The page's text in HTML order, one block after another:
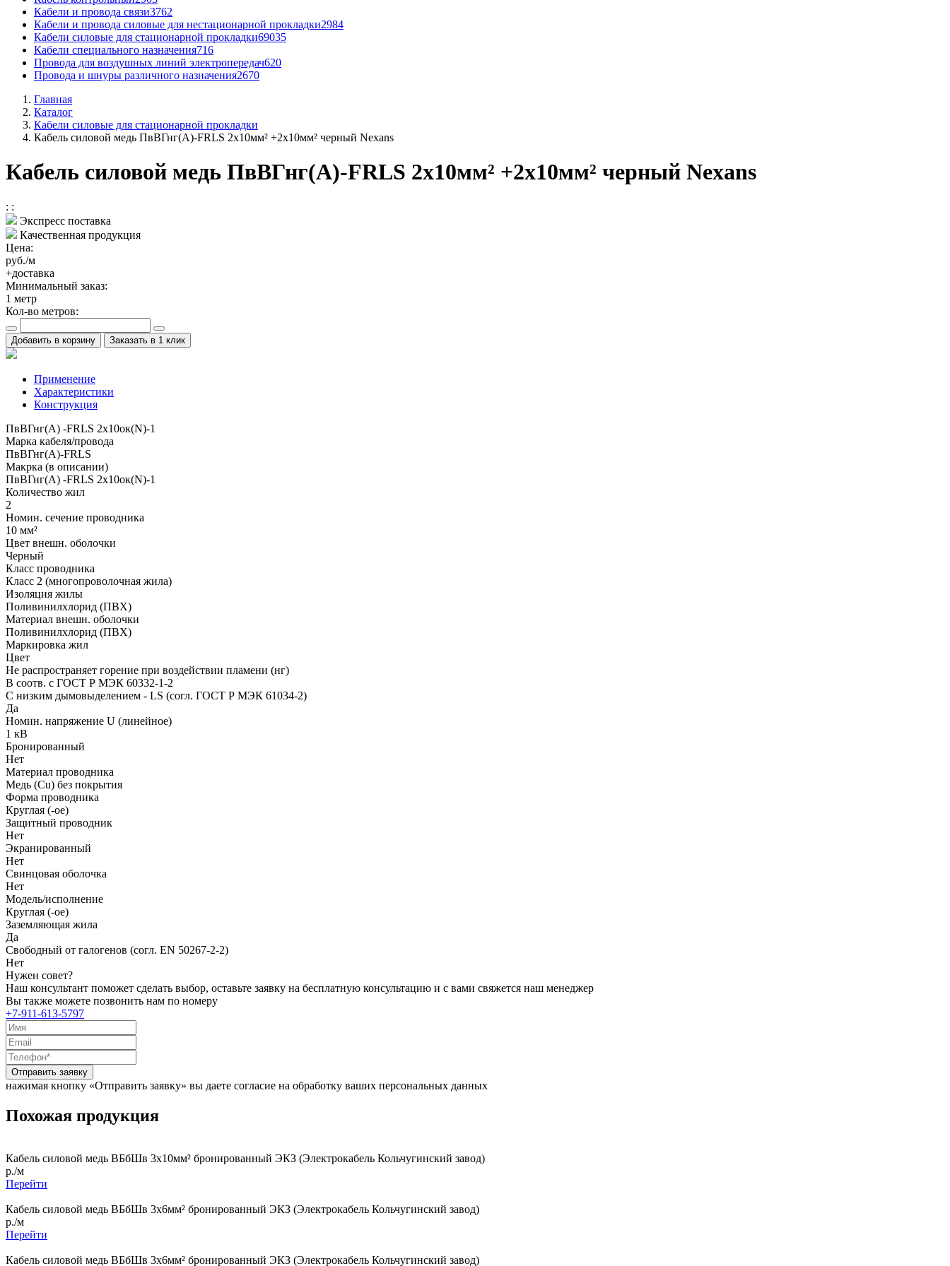
Кабели и провода связи3762
Кабели и провода силовые для нестационарной прокладки2984
Кабели силовые для стационарной прокладки69035
Кабели специального назначения716
Провода для воздушных линий электропередач620
Провода и шнуры различного назначения2670
Главная
Каталог
Кабели силовые для стационарной прокладки
Кабель силовой медь ПвВГнг(А)-FRLS 2x10мм² +2x10мм² черный Nexans
Кабель силовой медь ПвВГнг(А)-FRLS 2x10мм² +2x10мм² черный Nexans
: :
Экспресс поставка
Качественная продукция
Цена:
руб./м
+доставка
Минимальный заказ:
1 метр
Кол-во метров:
Добавить в корзину Заказать в 1 клик
Применение
Характеристики
Конструкция
ПвВГнг(А) -FRLS 2x10ок(N)-1
Марка кабеля/провода
ПвВГнг(А)-FRLS
Макрка (в описании)
ПвВГнг(А) -FRLS 2x10ок(N)-1
Количество жил
2
Номин. сечение проводника
10 мм²
Цвет внешн. оболочки
Черный
Класс проводника
Класс 2 (многопроволочная жила)
Изоляция жилы
Поливинилхлорид (ПВХ)
Материал внешн. оболочки
Поливинилхлорид (ПВХ)
Маркировка жил
Цвет
Не распространяет горение при воздействии пламени (нг)
В соотв. с ГОСТ Р МЭК 60332-1-2
С низким дымовыделением - LS (согл. ГОСТ Р МЭК 61034-2)
Да
Номин. напряжение U (линейное)
1 кВ
Бронированный
Нет
Материал проводника
Медь (Cu) без покрытия
Форма проводника
Круглая (-ое)
Защитный проводник
Нет
Экранированный
Нет
Свинцовая оболочка
Нет
Модель/исполнение
Круглая (-ое)
Заземляющая жила
Да
Свободный от галогенов (согл. EN 50267-2-2)
Нет
Нужен совет?
Наш консультант поможет сделать выбор, оставьте заявку на бесплатную консультацию и с вами свяжется наш менеджер
Вы также можете позвонить нам по номеру
+7-911-613-5797
Отправить заявку
нажимая кнопку «Отправить заявку» вы даете согласие на обработку ваших персональных данных
Похожая продукция
Кабель силовой медь ВБбШв 3x10мм² бронированный ЭКЗ (Электрокабель Кольчугинский завод)
р./м
Перейти
Кабель силовой медь ВБбШв 3x6мм² бронированный ЭКЗ (Электрокабель Кольчугинский завод)
р./м
Перейти
Кабель силовой медь ВБбШв 3x6мм² бронированный ЭКЗ (Электрокабель Кольчугинский завод)